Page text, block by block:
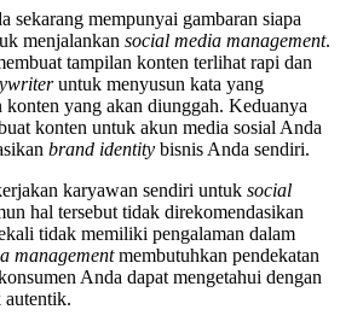
sekarang mempunyai gambaran siapa
menjalankan social media management.
tampilan konten terlihat rapi dan
untuk menyusun kata yang
konten yang akan diunggah. Keduanya
konten untuk akun media sosial Anda
brand identity bisnis Anda sendiri.
karyawan sendiri untuk social
hal tersebut tidak direkomendasikan
tidak memiliki pengalaman dalam
managementmembutuhkan pendekatan
Anda dapat mengetahui dengan
autentik.